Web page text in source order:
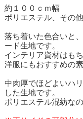
約１００ｃｍ幅
ポリエステル、その
落ち着いた色合いと
ード生地です。
インテリア資材はも
洋服にもおすすめの素
中肉厚でほどよいハ
した生地です。
ポリエステル混紡な